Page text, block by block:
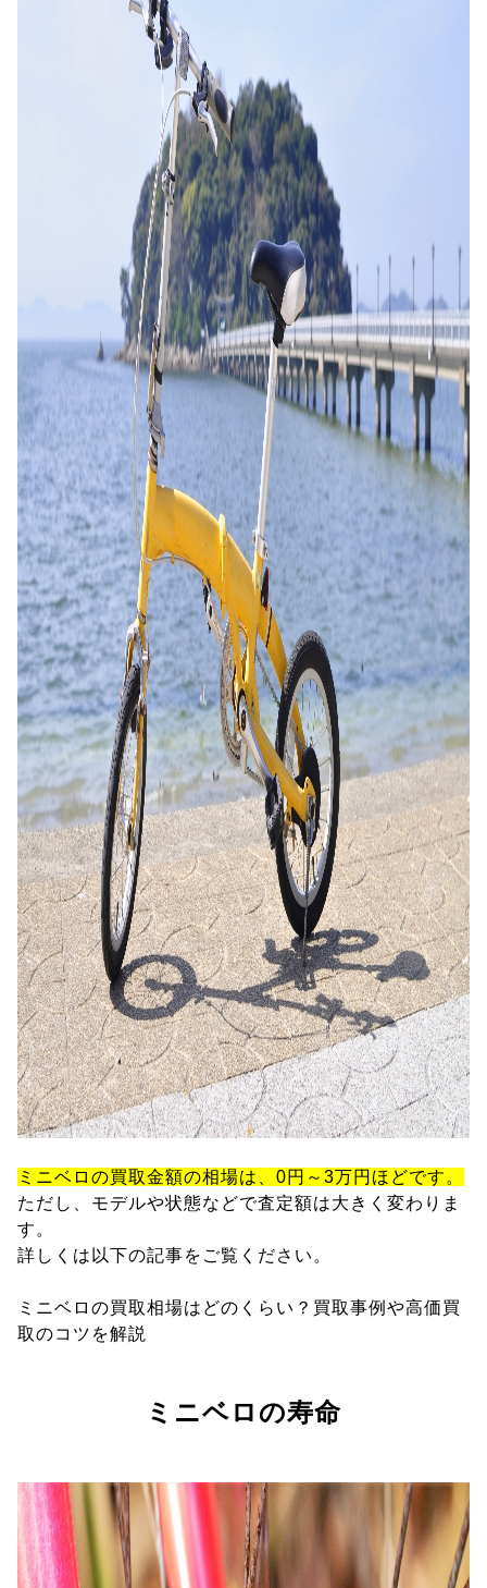
ミニベロの買取金額の相場は、0円～3万円ほどです。
ただし、モデルや状態などで査定額は大きく変わりま
す。
詳しくは以下の記事をご覧ください。
ミニベロの買取相場はどのくらい？買取事例や高価買
取のコツを解説
ミニベロの寿命